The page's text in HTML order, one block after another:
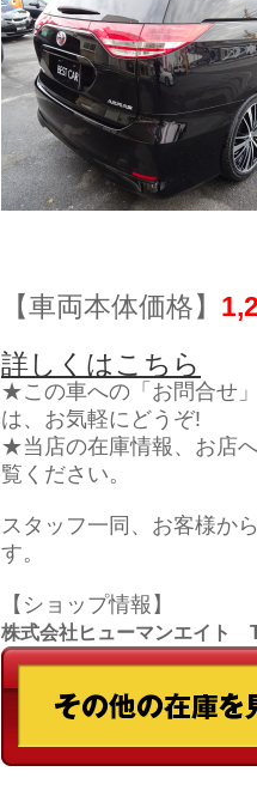
【車両本体価格】
詳しくはこちら
★この車への「お問合せ
は、お気軽にどうぞ!
★当店の在庫情報、お店
覧ください。
スタッフ一同、お客様か
す。
【ショップ情報】
株式会社ヒューマンエイト